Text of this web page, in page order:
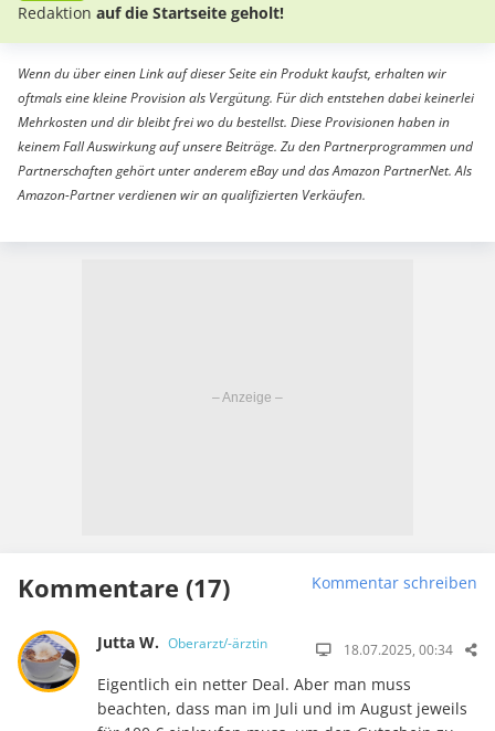
Redaktion auf die Startseite geholt!
Wenn du über einen Link auf dieser Seite ein Produkt kaufst, erhalten wir
oftmals eine kleine Provision als Vergütung. Für dich entstehen dabei keinerlei
Mehrkosten und dir bleibt frei wo du bestellst. Diese Provisionen haben in
keinem Fall Auswirkung auf unsere Beiträge. Zu den Partnerprogrammen und
Partnerschaften gehört unter anderem eBay und das Amazon PartnerNet. Als
Amazon-Partner verdienen wir an qualifizierten Verkäufen.
Kommentare (17) Kommentar schreiben
Jutta W. Oberarzt/-ärztin 18.07.2025, 00:34
Eigentlich ein netter Deal. Aber man muss
beachten, dass man im Juli und im August jeweils